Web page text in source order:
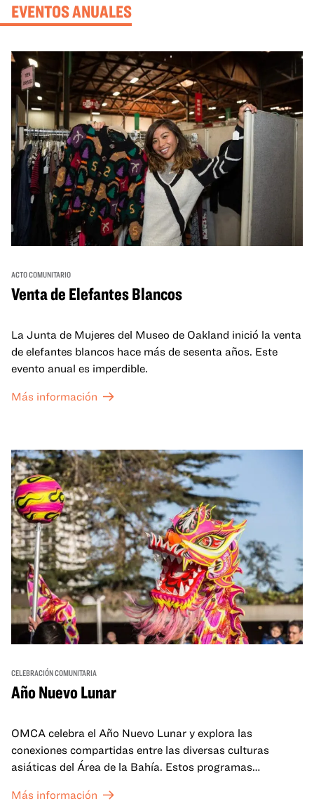
EVENTOS ANUALES
ACTO COMUNITARIO
Venta de Elefantes Blancos
La Junta de Mujeres del Museo de Oakland inició la venta
de elefantes blancos hace más de sesenta años. Este
evento anual es imperdible.
Más información
CELEBRACIÓN COMUNITARIA
Año Nuevo Lunar
OMCA celebra el Año Nuevo Lunar y explora las
conexiones compartidas entre las diversas culturas
asiáticas del Área de la Bahía. Estos programas
celebran y honran las tradiciones del Año Nuevo Lunar a
Más información